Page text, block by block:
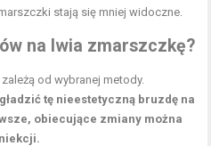
stają się mniej widoczne.
na lwia zmarszczkę?
od wybranej metody.
tę nieestetyczną bruzdę na
obiecujące zmiany można